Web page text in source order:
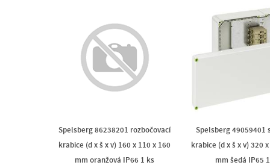
Spelsberg 86238201 rozbočovací
krabice (d x š x v) 160 x 110 x 160
mm oranžová IP66 1 ks
Spelsberg 49059401
krabice (d x š x v) 320
mm šedá IP65